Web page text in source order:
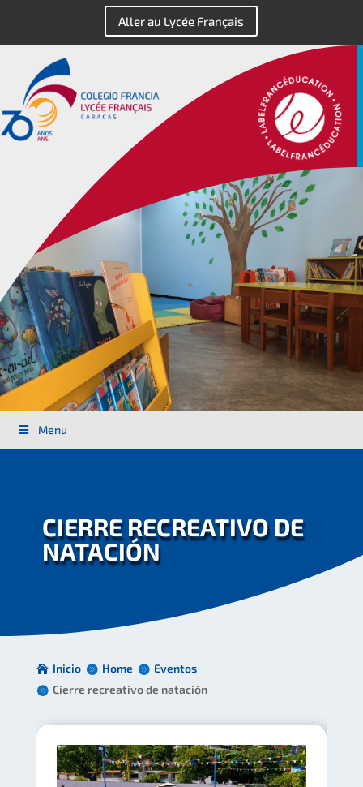
Aller au Lycée Français
Menu
CIERRE RECREATIVO DE
NATACIÓN
Inicio Home
Eventos
Cierre recreativo de natación